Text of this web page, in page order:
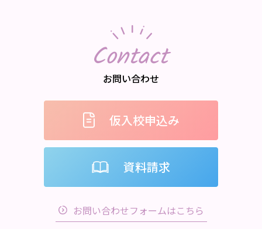
お問い合わせ
Contact
仮入校申込み
資料請求
お問い合わせフォームはこちら